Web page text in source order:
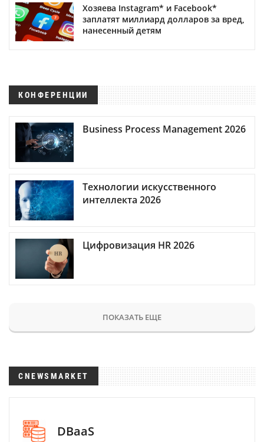
Хозяева Instagram* и Facebook*
заплатят миллиард долларов за вред,
нанесенный детям
КОНФЕРЕНЦИИ
Business Process Management 2026
Технологии искусственного
интеллекта 2026
Цифровизация HR 2026
ПОКАЗАТЬ ЕЩЕ
CNEWSMARKET
DBaaS